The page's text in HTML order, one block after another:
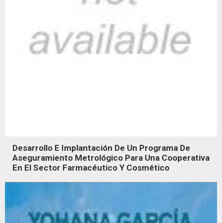
Desarrollo E Implantación De Un Programa De
Aseguramiento Metrológico Para Una Cooperativa
En El Sector Farmacéutico Y Cosmético